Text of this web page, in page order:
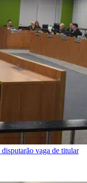
vaga de titular